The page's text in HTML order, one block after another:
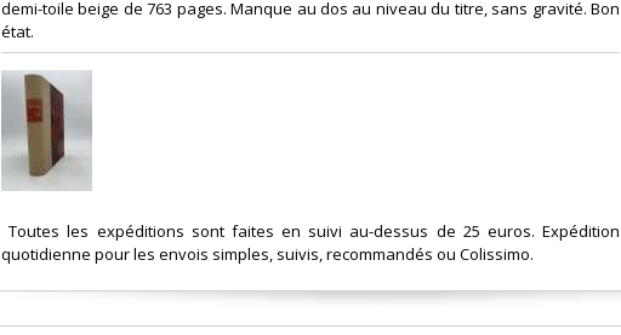
demi-toile beige de 763 pages. Manque au dos au niveau du titre, sans gravité. Bon
état.‎
‎ Toutes les expéditions sont faites en suivi au-dessus de 25 euros. Expédition
quotidienne pour les envois simples, suivis, recommandés ou Colissimo. ‎